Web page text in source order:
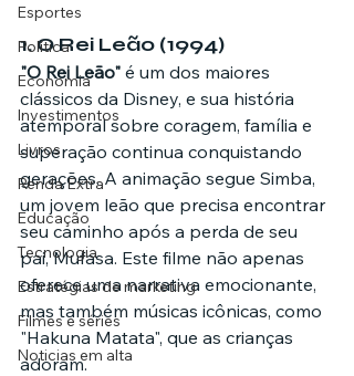
Esportes
Política
Economia
Investimentos
Livros
Renda Extra
Educação
Tecnologia
Estratégias de marketing
Filmes e séries
Noticias em alta
1. O Rei Leão (1994)
"O Rei Leão" é um dos maiores
clássicos da Disney, e sua história
atemporal sobre coragem, família e
superação continua conquistando
gerações. A animação segue Simba,
um jovem leão que precisa encontrar
seu caminho após a perda de seu
pai, Mufasa. Este filme não apenas
oferece uma narrativa emocionante,
mas também músicas icônicas, como
"Hakuna Matata", que as crianças
adoram.